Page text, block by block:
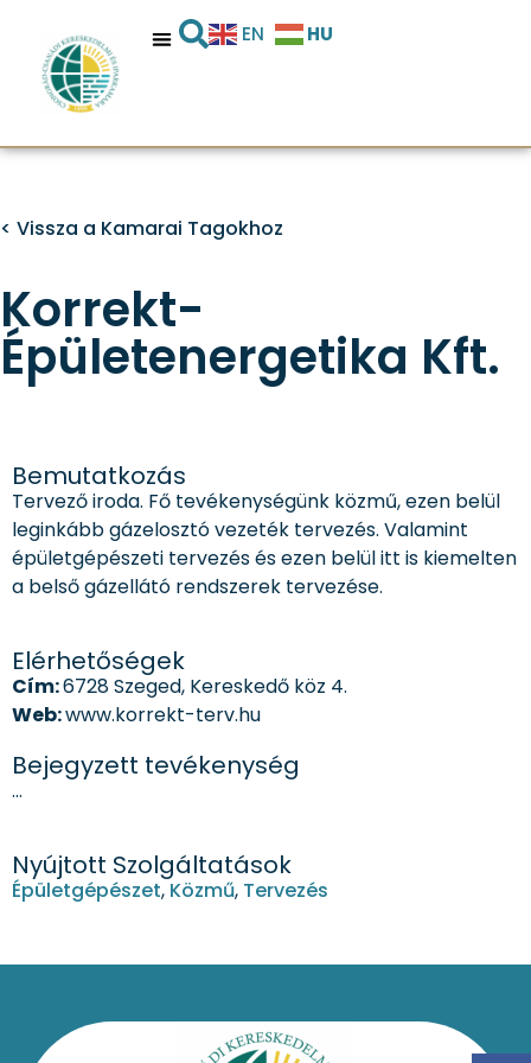
EN HU
< Vissza a Kamarai Tagokhoz
Korrekt-
Épületenergetika Kft.
Bemutatkozás
Tervező iroda. Fő tevékenységünk közmű, ezen belül
leginkább gázelosztó vezeték tervezés. Valamint
épületgépészeti tervezés és ezen belül itt is kiemelten
a belső gázellátó rendszerek tervezése.
Elérhetőségek
Cím:6728 Szeged, Kereskedő köz 4.
Web:www.korrekt-terv.hu
Bejegyzett tevékenység
…
Nyújtott Szolgáltatások
Épületgépészet, Közmű, Tervezés